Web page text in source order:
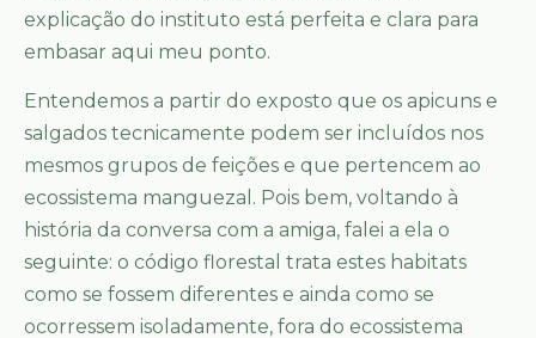
explicação do instituto está perfeita e clara para
embasar aqui meu ponto.
Entendemos a partir do exposto que os apicuns e
salgados tecnicamente podem ser incluídos nos
mesmos grupos de feições e que pertencem ao
ecossistema manguezal. Pois bem, voltando à
história da conversa com a amiga, falei a ela o
seguinte: o código florestal trata estes habitats
como se fossem diferentes e ainda como se
ocorressem isoladamente, fora do ecossistema